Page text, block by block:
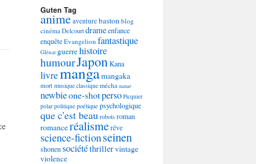
Guten Tag
animeaventurebaston blog
cinémaDelcourtdrameenfance
enquêteEvangelion fantastique
Glénat guerrehistoire
humourJapon Kana
livremangamangaka
mortmusique classiquemécha nanar
newbieone-shotperso Picquier
polar politique poétique psychologique
que c'est beaurobotsroman
romanceréalismerêve
science-fictionseinen
shonen sociététhrillervintage
violence